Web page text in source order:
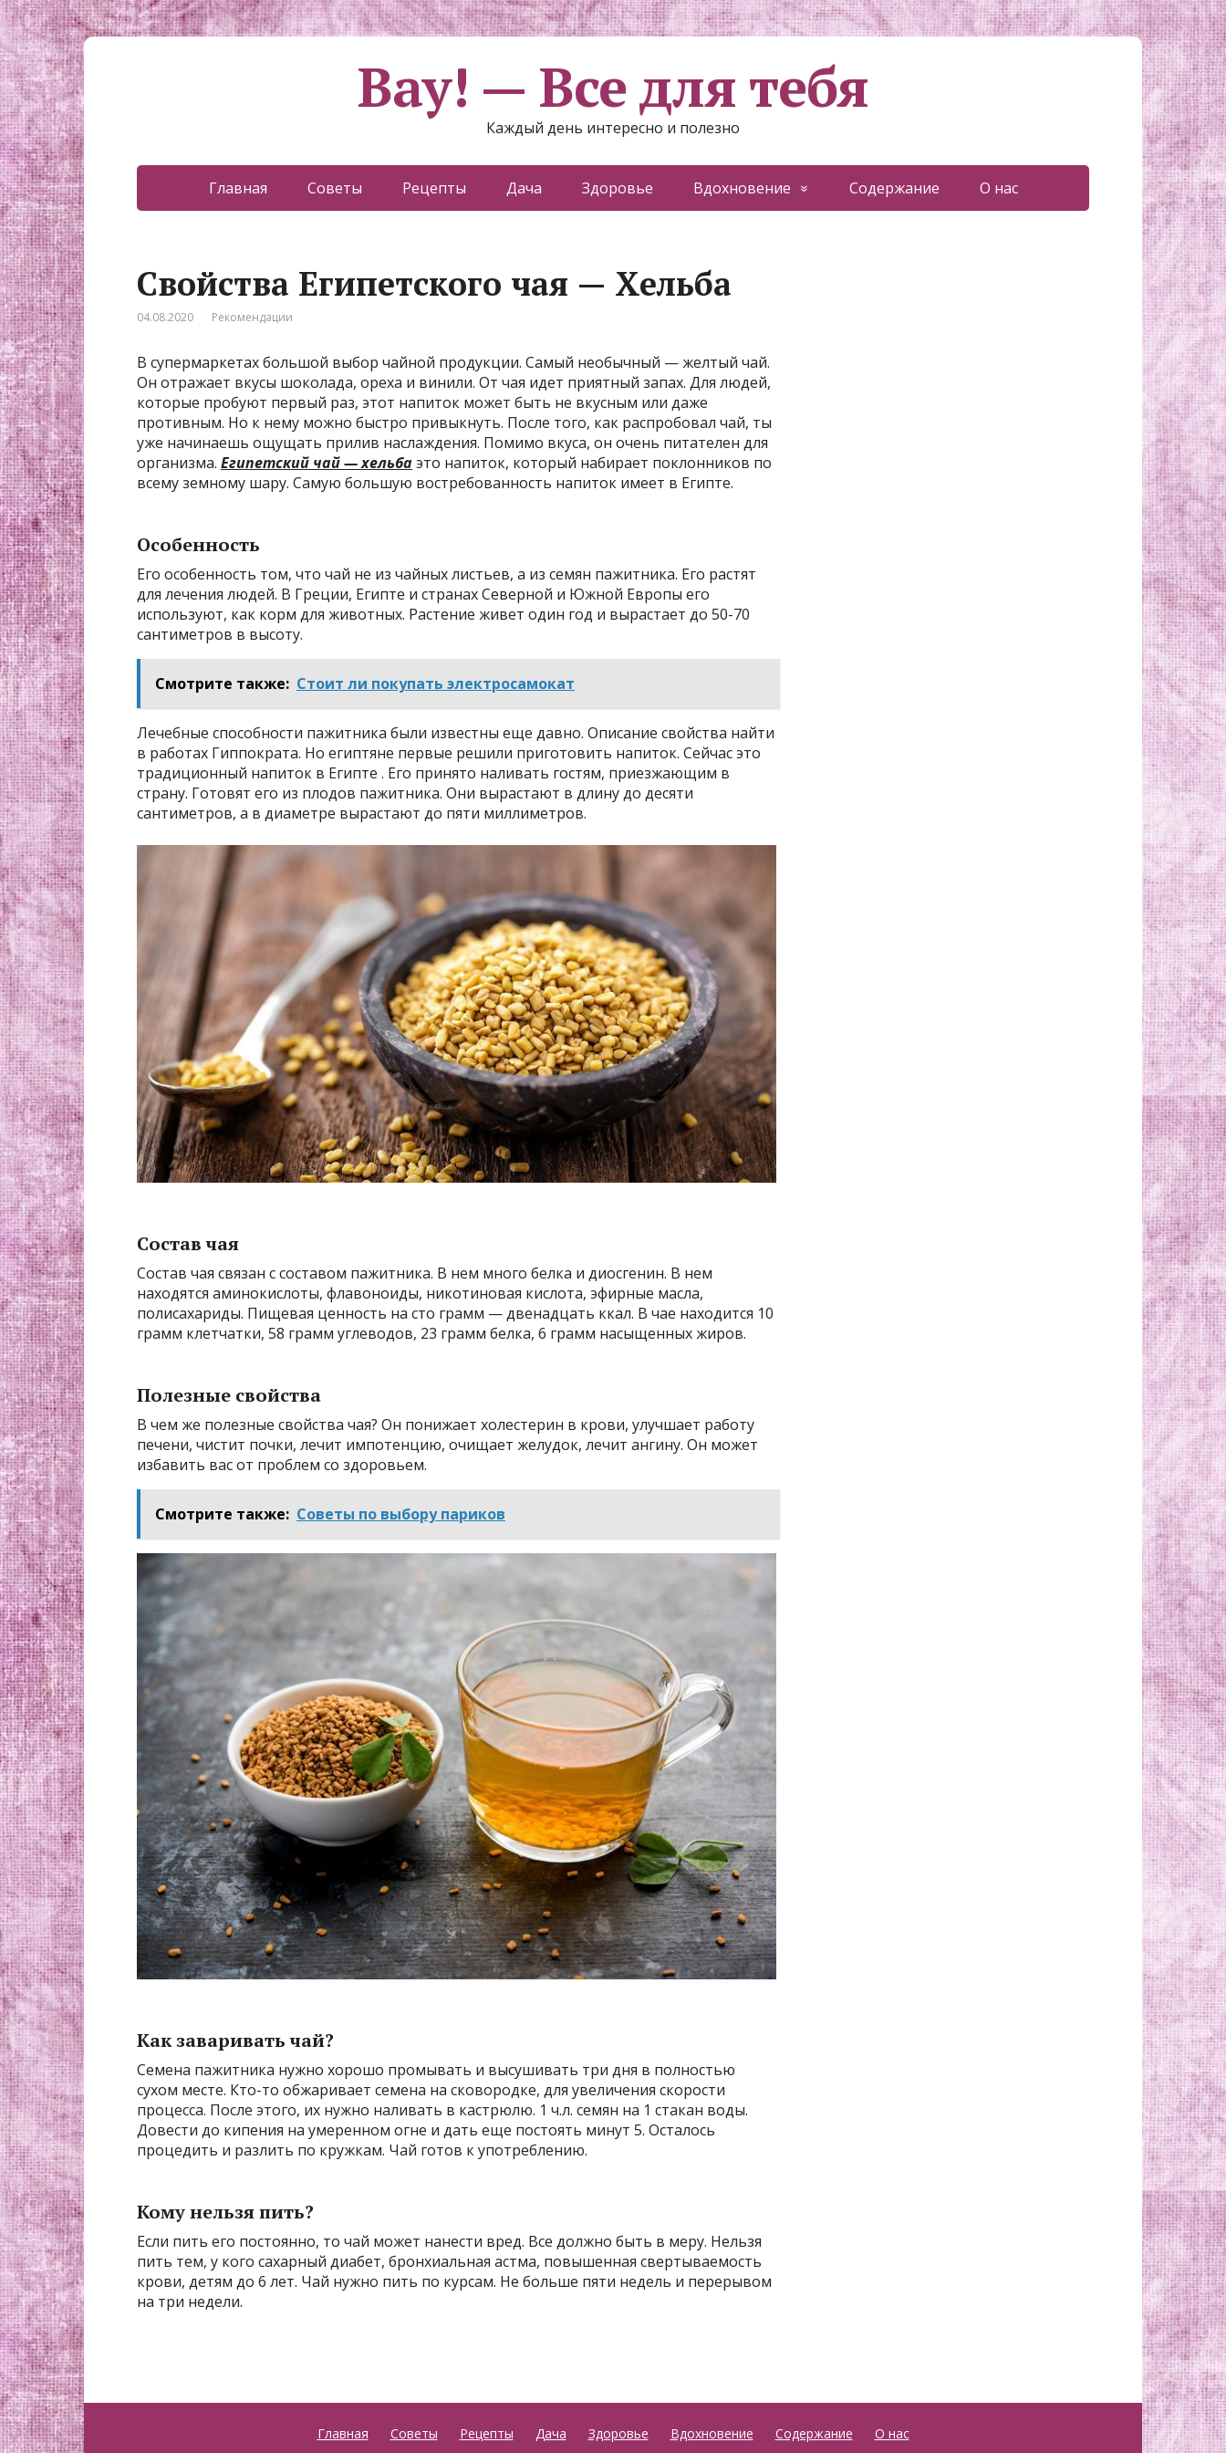
Вау! — Все для тебя
Каждый день интересно и полезно
Главная Советы Рецепты Дача Здоровье Вдохновение Содержание О нас
Свойства Египетского чая — Хельба
04.08.2020 Рекомендации
В супермаркетах большой выбор чайной продукции. Самый необычный — желтый чай.
Он отражает вкусы шоколада, ореха и винили. От чая идет приятный запах. Для людей,
которые пробуют первый раз, этот напиток может быть не вкусным или даже
противным. Но к нему можно быстро привыкнуть. После того, как распробовал чай, ты
уже начинаешь ощущать прилив наслаждения. Помимо вкуса, он очень питателен для
организма. Египетский чай — хельбаэто напиток, который набирает поклонников по
всему земному шару. Самую большую востребованность напиток имеет в Египте.
Особенность
Его особенность том, что чай не из чайных листьев, а из семян пажитника. Его растят
для лечения людей. В Греции, Египте и странах Северной и Южной Европы его
используют, как корм для животных. Растение живет один год и вырастает до 50-70
сантиметров в высоту.
Смотрите также: Стоит ли покупать электросамокат
Лечебные способности пажитника были известны еще давно. Описание свойства найти
в работах Гиппократа. Но египтяне первые решили приготовить напиток. Сейчас это
традиционный напиток в Египте . Его принято наливать гостям, приезжающим в
страну. Готовят его из плодов пажитника. Они вырастают в длину до десяти
сантиметров, а в диаметре вырастают до пяти миллиметров.
Состав чая
Состав чая связан с составом пажитника. В нем много белка и диосгенин. В нем
находятся аминокислоты, флавоноиды, никотиновая кислота, эфирные масла,
полисахариды. Пищевая ценность на сто грамм — двенадцать ккал. В чае находится 10
грамм клетчатки, 58 грамм углеводов, 23 грамм белка, 6 грамм насыщенных жиров.
Полезные свойства
В чем же полезные свойства чая? Он понижает холестерин в крови, улучшает работу
печени, чистит почки, лечит импотенцию, очищает желудок, лечит ангину. Он может
избавить вас от проблем со здоровьем.
Смотрите также: Советы по выбору париков
Как заваривать чай?
Семена пажитника нужно хорошо промывать и высушивать три дня в полностью
сухом месте. Кто-то обжаривает семена на сковородке, для увеличения скорости
процесса. После этого, их нужно наливать в кастрюлю. 1 ч.л. семян на 1 стакан воды.
Довести до кипения на умеренном огне и дать еще постоять минут 5. Осталось
процедить и разлить по кружкам. Чай готов к употреблению.
Кому нельзя пить?
Если пить его постоянно, то чай может нанести вред. Все должно быть в меру. Нельзя
пить тем, у кого сахарный диабет, бронхиальная астма, повышенная свертываемость
крови, детям до 6 лет. Чай нужно пить по курсам. Не больше пяти недель и перерывом
на три недели.
Главная Советы Рецепты Дача Здоровье Вдохновение Содержание О нас